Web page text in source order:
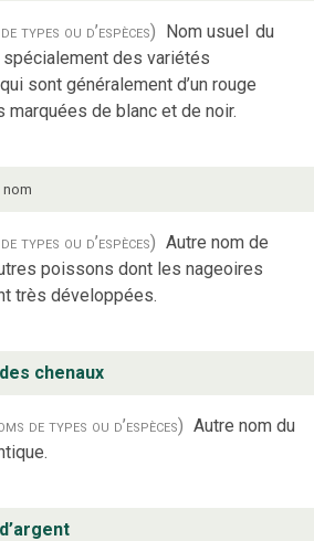
types ou d’espèces) Nom usuel du
des variétés
sont généralement d’un rouge
marquées de blanc et de noir.
nom
types ou d’espèces) Autre nom de
poissons dont les nageoires
très développées.
chenaux
de types ou d’espèces) Autre nom du